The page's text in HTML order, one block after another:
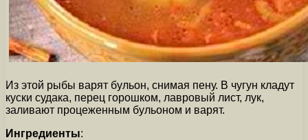
Из этой рыбы варят бульон, снимая пену. В чугун кладут
куски судака, перец горошком, лавровый лист, лук,
заливают процеженным бульоном и варят.
Ингредиенты: